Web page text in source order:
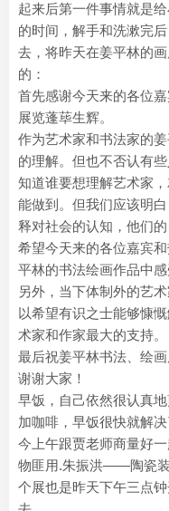
起来后第一件事情就是
的时间，解手和洗漱完
去，将昨天在姜平林的
的：
首先感谢今天来的各位
展览蓬荜生辉。
作为艺术家和书法家的
的理解。但也不否认有
知道谁要想理解艺术家
能做到。但我们应该明
释对社会的认知，他们
希望今天来的各位嘉宾
平林的书法绘画作品中感
另外，当下体制外的艺
以希望有识之士能够慷
术家和作家最大的支持。
最后祝姜平林书法、绘画
谢谢大家！
早饭，自己依然很认真
加咖啡，早饭很快就解决
今上午跟贾老师商量好
物匪用.朱振洪——陶瓷装
个展也是昨天下午三点